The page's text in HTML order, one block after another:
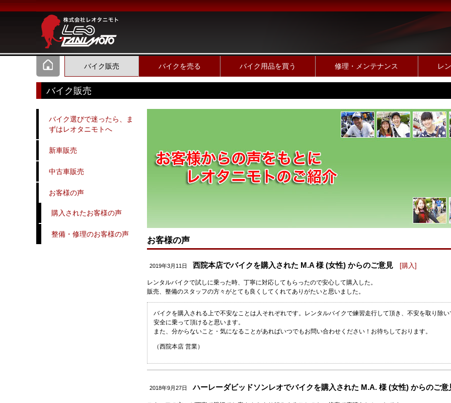
バイク販売 バイクを売る バイク用品を買う 修理・メンテナンス レ
バイク販売
バイク選びで迷ったら、ま
ずはレオタニモトへ
新車販売
中古車販売
お客様の声
購入されたお客様の声
整備・修理のお客様の声
お客様の声
2019年3月11日 西院本店でバイクを購入された M.A 様 (女性) からのご意見 [購入]
レンタルバイクで試しに乗った時、丁寧に対応してもらったので安心して購入した。
販売、整備のスタッフの方々がとても良くしてくれてありがたいと思いました。
バイクを購入される上で不安なことは人それぞれです。レンタルバイクで練習走行して頂き、不安を取り除
安全に乗って頂けると思います。
また、分からないこと・気になることがあればいつでもお問い合わせください！お待ちしております。
（西院本店 営業）
2018年9月27日 ハーレーダビッドソンレオでバイクを購入された M.A. 様 (女性) からのご意